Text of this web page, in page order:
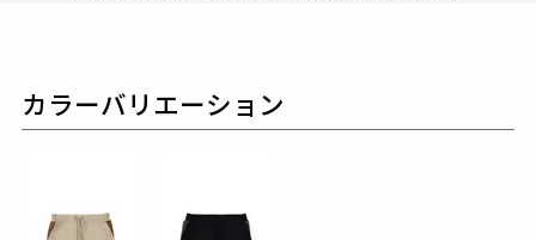
カラーバリエーション